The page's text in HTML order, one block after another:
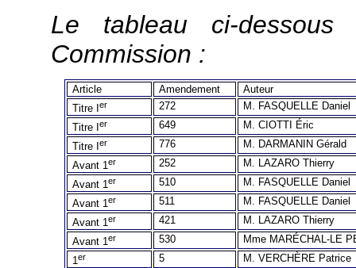
Le tableau ci-
Commission :
Article Amendement
Auteur
Titre Ier 272
M. FASQUELLE Daniel
Titre Ier 649
M. CIOTTI Éric
Titre Ier 776
M. DARMANIN Gérald
Avant 1er 252
M. LAZARO Thierry
Avant 1er 510
M. FASQUELLE Daniel
Avant 1er 511
M. FASQUELLE Daniel
Avant 1er 421
M. LAZARO Thierry
Avant 1er 530
Mme MARÉCHAL-LE
1er 5
M. VERCHÈRE Patrice